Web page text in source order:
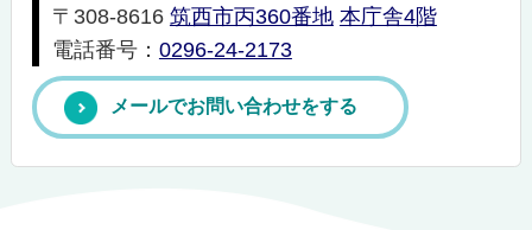
〒308-8616 筑西市丙360番地 本庁舎4階
電話番号： 0296-24-2173
メールでお問い合わせをする